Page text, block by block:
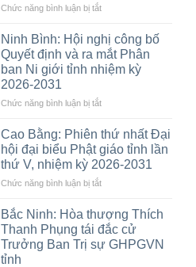
thăm,
dàng
các
trường
hạ
Ninh
và
Hưng
Yên:
Lan
tỏa
thần
hộ
trì
Tam
Chức năng bình luận bị tắtở
Nội:
Tạ
đàn
Dược
cầu
Quốc
thái
dân
an,
tri
hùng
Liệt
sĩ
Ninh Bình: Hội nghị công bố
Quyết định và ra mắt Phân
ban Ni giới tỉnh nhiệm kỳ
2026-2031
Chức năng bình luận bị tắtở
Bình:
Hội
nghị
công
bố
định
và
ra
mắt
Cao Bằng: Phiên thứ nhất Đại
hội đại biểu Phật giáo tỉnh lần
thứ V, nhiệm kỳ 2026-2031
Chức năng bình luận bị tắtở
Phiên
thứ
nhất
Bắc Ninh: Hòa thượng Thích
Thanh Phụng tái đắc cử
Trưởng Ban Trị sự GHPGVN
tỉnh